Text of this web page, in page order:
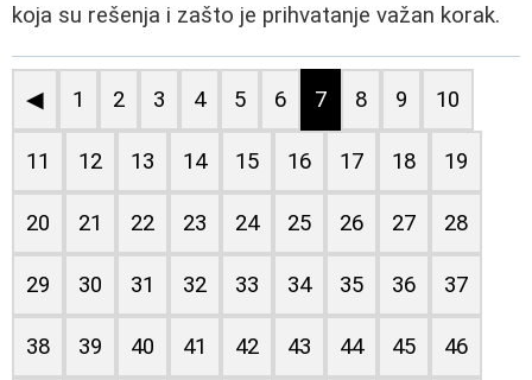
koja su rešenja i zašto je prihvatanje važan korak.
◀ 1 2 3 4 5 6 7 8 9 10
11 12 13 14 15 16 17 18 19
20 21 22 23 24 25 26 27 28
29 30 31 32 33 34 35 36 37
38 39 40 41 42 43 44 45 46